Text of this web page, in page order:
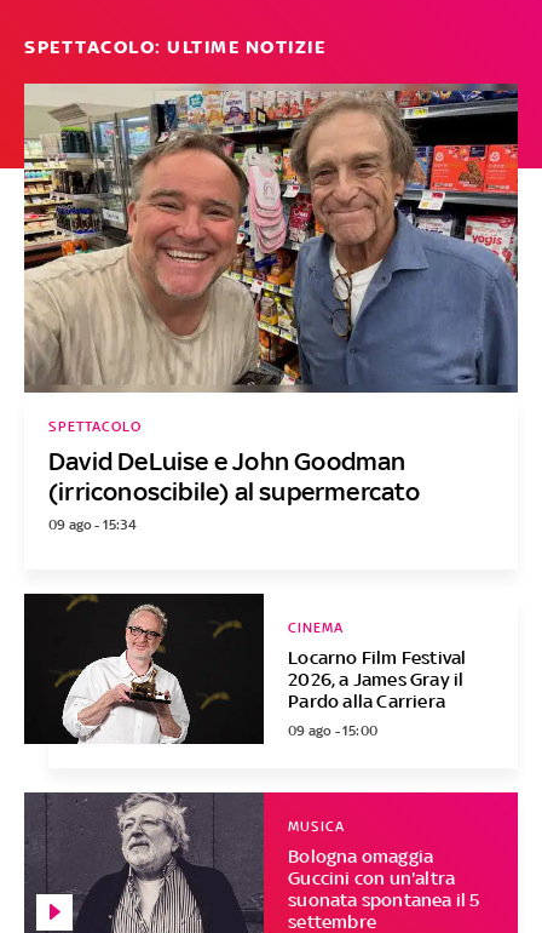
SPETTACOLO: ULTIME NOTIZIE
David DeLuise e John Goodman
(irriconoscibile) al supermercato
SPETTACOLO
09 ago - 15:34
Locarno Film Festival
2026, a James Gray il
Pardo alla Carriera
CINEMA
09 ago - 15:00
Bologna omaggia
Guccini con un'altra
suonata spontanea il 5
settembre
MUSICA